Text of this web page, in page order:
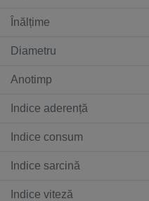
Înălțime
Diametru
Anotimp
Indice aderență
Indice consum
Indice sarcină
Indice viteză